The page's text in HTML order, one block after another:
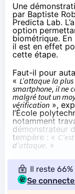
Une
par Baptiste
Predicta Lab.
option
biométrique.
il est en effet
cette étape.
Faut-il pour
« L’attaque la
smartphone, il ne
malgré tout un
vérification »,
l’École
notamment
démonstrateur
tempère : «
d’attaque. »
Il reste
Se